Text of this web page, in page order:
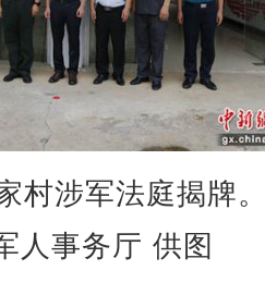
村涉军法庭揭牌
人事务厅 供图